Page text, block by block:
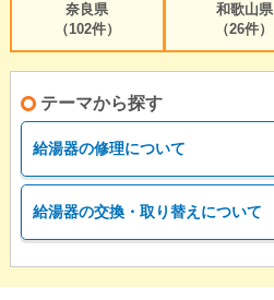
奈良県
（102件）
和歌山県
（26件）
テーマから探す
給湯器の修理について
給湯器の交換・取り替えについて